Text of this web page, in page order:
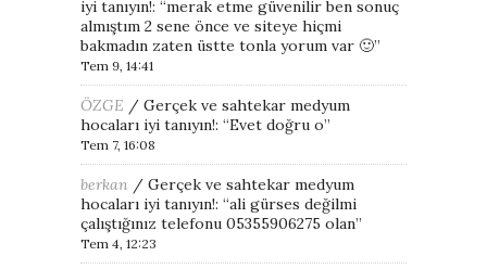
iyi tanıyın!: “merak etme güvenilir ben sonuç
almıştım 2 sene önce ve siteye hiçmi
bakmadın zaten üstte tonla yorum var 🙂”
Tem 9, 14:41
ÖZGE / Gerçek ve sahtekar medyum
hocaları iyi tanıyın!: “Evet doğru o”
Tem 7, 16:08
berkan / Gerçek ve sahtekar medyum
hocaları iyi tanıyın!: “ali gürses değilmi
çalıştığınız telefonu 05355906275 olan”
Tem 4, 12:23